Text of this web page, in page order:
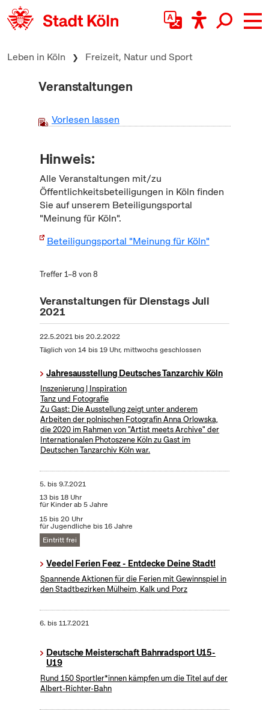
zum Inhalt springen
Leben in Köln Freizeit, Natur und Sport
Veranstaltungen
Vorlesen lassen
Hinweis:
Alle Veranstaltungen mit/zu
Öffentlichkeitsbeteiligungen in Köln finden
Sie auf unserem Beteiligungsportal
"Meinung für Köln".
Beteiligungsportal "Meinung für Köln"
Treffer 1–8 von 8
Veranstaltungen für Dienstags Juli
2021
22.5.2021bis20.2.2022
Täglich von 14 bis 19 Uhr, mittwochs geschlossen
Jahresausstellung Deutsches Tanzarchiv Köln
Inszenierung | Inspiration
Tanz und Fotografie
Zu Gast: Die Ausstellung zeigt unter anderem
Arbeiten der polnischen Fotografin Anna Orlowska,
die 2020 im Rahmen von "Artist meets Archive" der
Internationalen Photoszene Köln zu Gast im
Deutschen Tanzarchiv Köln war.
5. bis9.7.2021
13 bis 18 Uhr
für Kinder ab 5 Jahre
15 bis 20 Uhr
für Jugendliche bis 16 Jahre
Eintritt frei
Veedel Ferien Feez - Entdecke Deine Stadt!
Spannende Aktionen für die Ferien mit Gewinnspiel in
den Stadtbezirken Mülheim, Kalk und Porz
6. bis11.7.2021
Deutsche Meisterschaft Bahnradsport U15-
U19
Rund 150 Sportler*innen kämpfen um die Titel auf der
Albert-Richter-Bahn